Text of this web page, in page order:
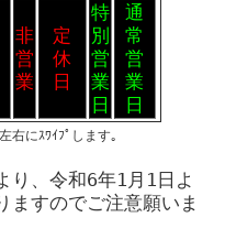
非
営
業
定
休
日
特
別
営
業
日
通
常
営
業
日
右にｽﾜｲﾌﾟします｡
り、令和6年1月1日よ
ますのでご注意願いま